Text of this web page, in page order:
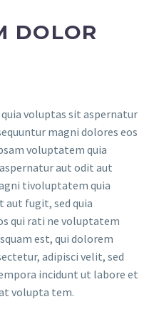
DOLOR
voluptas sit aspernatur
magni dolores eos
voluptatem quia
aut odit aut
tivoluptatem quia
fugit, sed quia
qui rati ne voluptatem
est, qui dolorem
adipisci velit, sed
incidunt ut labore et
volupta tem.